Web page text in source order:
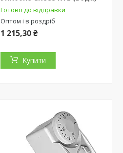
Готово до відправки
Оптом і в роздріб
1 215,30 ₴
Купити